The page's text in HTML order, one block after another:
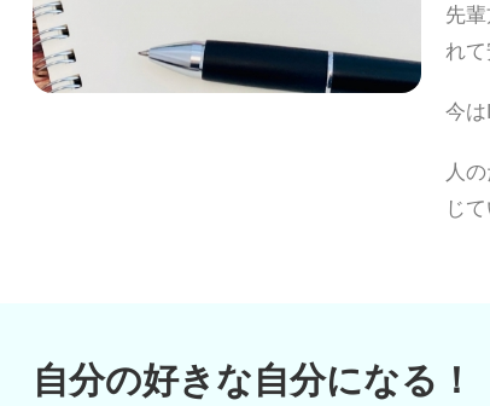
先
れて
今
人
じて
自分の好きな自分になる！